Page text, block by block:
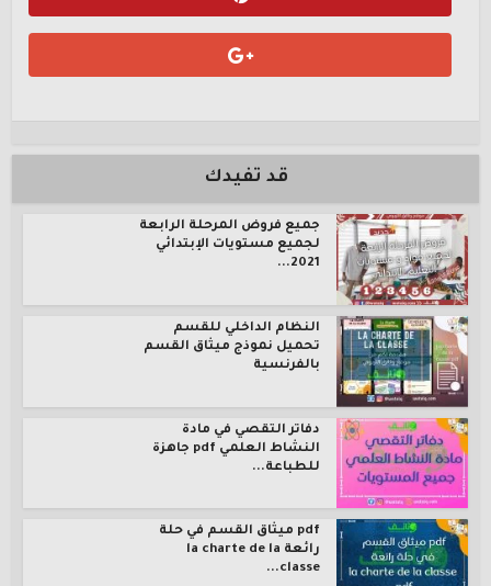
قد تفيدك
جميع فروض المرحلة الرابعة
لجميع مستويات الإبتدائي
2021...
النظام الداخلي للقسم
تحميل نموذج ميثاق القسم
بالفرنسية
دفاتر التقصي في مادة
النشاط العلمي pdf جاهزة
للطباعة...
pdf ميثاق القسم في حلة
رائعة la charte de la
classe...